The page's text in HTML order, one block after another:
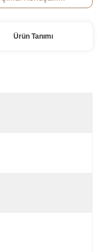
Ürün Tanımı